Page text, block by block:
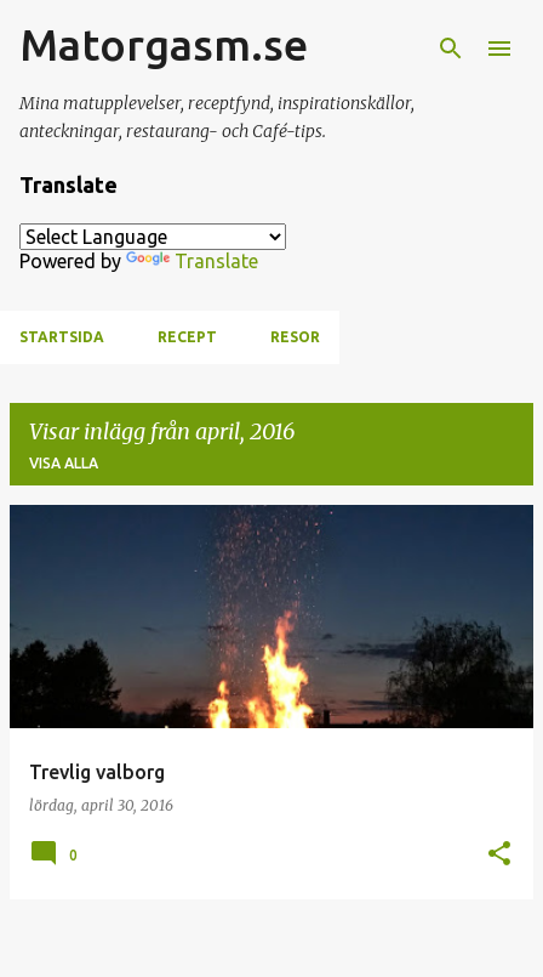
Matorgasm.se
Mina matupplevelser, receptfynd, inspirationskällor,
anteckningar, restaurang- och Café-tips.
Translate
Powered by Translate
STARTSIDA RECEPT RESOR
Visar inlägg från april, 2016
VISA ALLA
ä
Trevlig valborg
lördag, april 30, 2016
0